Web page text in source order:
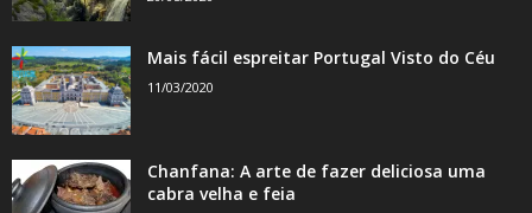
Mais fácil espreitar Portugal Visto do Céu
11/03/2020
Chanfana: A arte de fazer deliciosa uma
cabra velha e feia